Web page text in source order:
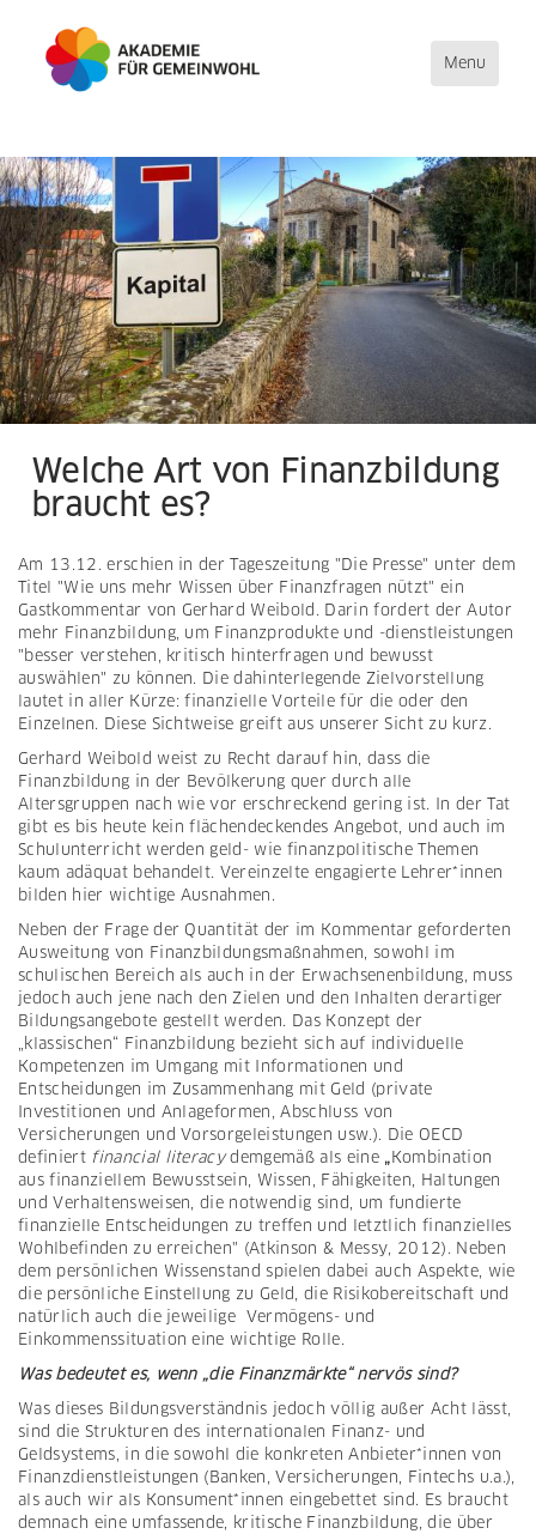
Direkt
zum
Inhalt
Toggle
navigation
Menu
Welche Art von Finanzbildung
braucht es?
Am 13.12. erschien in der Tageszeitung "Die Presse" unter dem
Titel "Wie uns mehr Wissen über Finanzfragen nützt" ein
Gastkommentar von Gerhard Weibold. Darin fordert der Autor
mehr Finanzbildung, um Finanzprodukte und -dienstleistungen
"besser verstehen, kritisch hinterfragen und bewusst
auswählen" zu können. Die dahinterlegende Zielvorstellung
lautet in aller Kürze: finanzielle Vorteile für die oder den
Einzelnen. Diese Sichtweise greift aus unserer Sicht zu kurz.
Gerhard Weibold weist zu Recht darauf hin, dass die
Finanzbildung in der Bevölkerung quer durch alle
Altersgruppen nach wie vor erschreckend gering ist. In der Tat
gibt es bis heute kein flächendeckendes Angebot, und auch im
Schulunterricht werden geld- wie finanzpolitische Themen
kaum adäquat behandelt. Vereinzelte engagierte Lehrer*innen
bilden hier wichtige Ausnahmen.
Neben der Frage der Quantität der im Kommentar geforderten
Ausweitung von Finanzbildungsmaßnahmen, sowohl im
schulischen Bereich als auch in der Erwachsenenbildung, muss
jedoch auch jene nach den Zielen und den Inhalten derartiger
Bildungsangebote gestellt werden. Das Konzept der
„klassischen“ Finanzbildung bezieht sich auf individuelle
Kompetenzen im Umgang mit Informationen und
Entscheidungen im Zusammenhang mit Geld (private
Investitionen und Anlageformen, Abschluss von
Versicherungen und Vorsorgeleistungen usw.). Die OECD
definiert financial literacydemgemäß als eine „Kombination
aus finanziellem Bewusstsein, Wissen, Fähigkeiten, Haltungen
und Verhaltensweisen, die notwendig sind, um fundierte
finanzielle Entscheidungen zu treffen und letztlich finanzielles
Wohlbefinden zu erreichen" (Atkinson & Messy, 2012). Neben
dem persönlichen Wissenstand spielen dabei auch Aspekte, wie
die persönliche Einstellung zu Geld, die Risikobereitschaft und
natürlich auch die jeweilige Vermögens- und
Einkommenssituation eine wichtige Rolle.
Was bedeutet es, wenn „die Finanzmärkte“ nervös sind?
Was dieses Bildungsverständnis jedoch völlig außer Acht lässt,
sind die Strukturen des internationalen Finanz- und
Geldsystems, in die sowohl die konkreten Anbieter*innen von
Finanzdienstleistungen (Banken, Versicherungen, Fintechs u.a.),
als auch wir als Konsument*innen eingebettet sind. Es braucht
demnach eine umfassende, kritische Finanzbildung, die über